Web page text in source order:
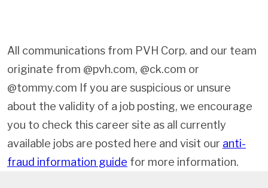
All communications from PVH Corp. and our team
originate from @pvh.com, @ck.com or
@tommy.com If you are suspicious or unsure
about the validity of a job posting, we encourage
you to check this career site as all currently
available jobs are posted here and visit our anti-
fraud information guide for more information.